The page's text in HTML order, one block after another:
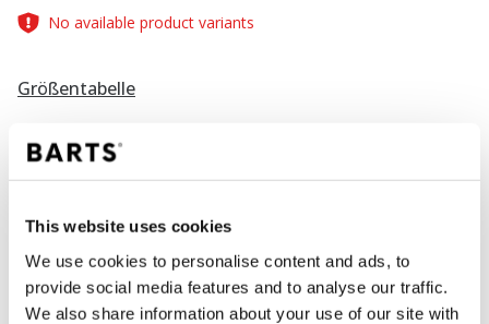
This website uses cookies
We use cookies to personalise content and ads, to
provide social media features and to analyse our traffic.
We also share information about your use of our site with
No available product variants
Größentabelle
Größe finden
FARBEochre